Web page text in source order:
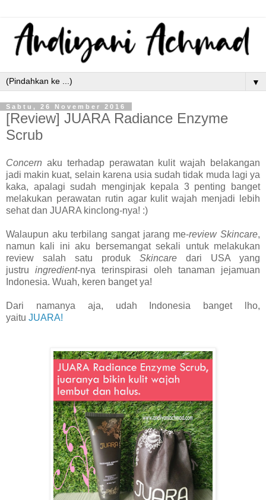
▼
Sabtu, 26 November 2016
[Review] JUARA Radiance Enzyme
Scrub
Concern aku terhadap perawatan kulit wajah belakangan
jadi makin kuat, selain karena usia sudah tidak muda lagi ya
kaka, apalagi sudah menginjak kepala 3 penting banget
melakukan perawatan rutin agar kulit wajah menjadi lebih
sehat dan JUARA kinclong-nya! :)
Walaupun aku terbilang sangat jarang me-review Skincare,
namun kali ini aku bersemangat sekali untuk melakukan
review salah satu produk
Skincare
dari USA yang
justru
ingredient-nya terinspirasi oleh tanaman jejamuan
Indonesia. Wuah, keren banget ya!
Dari namanya aja, udah Indonesia banget lho,
yaitu JUARA!